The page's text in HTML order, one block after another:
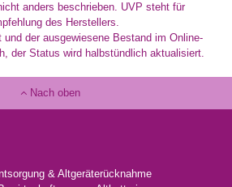
anders beschrieben. UVP steht für
des Herstellers.
und der ausgewiesene Bestand im Online-
der Status wird halbstündlich aktualisiert.
Nach oben
& Altgeräterücknahme